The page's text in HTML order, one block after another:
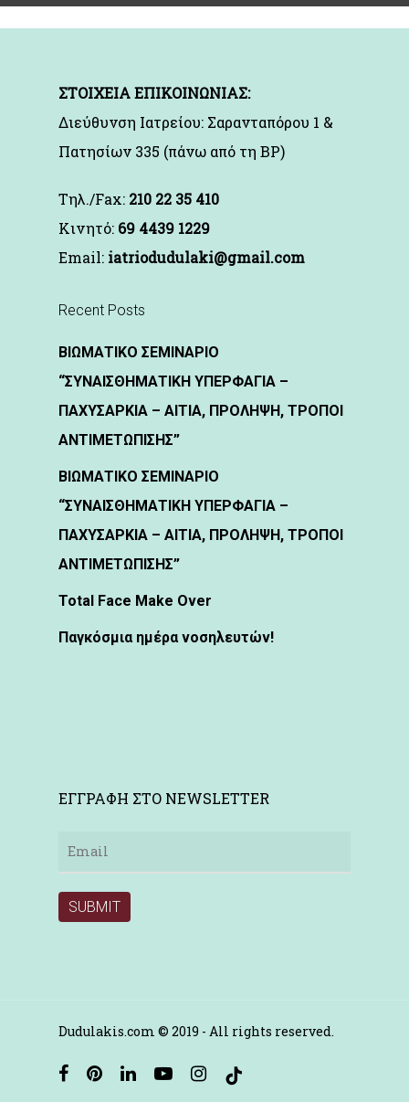
ΣΤΟΙΧΕΙΑ ΕΠΙΚΟΙΝΩΝΙΑΣ:
Διεύθυνση Ιατρείου: Σαρανταπόρου 1 &
Πατησίων 335 (πάνω από τη BP)
Τηλ./Fax: 210 22 35 410
Kινητό: 69 4439 1229
Email: iatriodudulaki@gmail.com
Recent Posts
ΒΙΩΜΑΤΙΚΟ ΣΕΜΙΝΑΡΙΟ
“ΣΥΝΑΙΣΘΗΜΑΤΙΚΗ ΥΠΕΡΦΑΓΙΑ –
ΠΑΧΥΣΑΡΚΙΑ – ΑΙΤΙΑ, ΠΡΟΛΗΨΗ, ΤΡΟΠΟΙ
ΑΝΤΙΜΕΤΩΠΙΣΗΣ”
ΒΙΩΜΑΤΙΚΟ ΣΕΜΙΝΑΡΙΟ
“ΣΥΝΑΙΣΘΗΜΑΤΙΚΗ ΥΠΕΡΦΑΓΙΑ –
ΠΑΧΥΣΑΡΚΙΑ – ΑΙΤΙΑ, ΠΡΟΛΗΨΗ, ΤΡΟΠΟΙ
ΑΝΤΙΜΕΤΩΠΙΣΗΣ”
Total Face Make Over
Παγκόσμια ημέρα νοσηλευτών!
ΕΓΓΡΑΦΗ ΣΤΟ NEWSLETTER
Dudulakis.com © 2019 - All rights reserved.
facebookpinterestlinkedinyoutubeinstagram
tiktok